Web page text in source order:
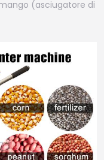
(asciugatore di